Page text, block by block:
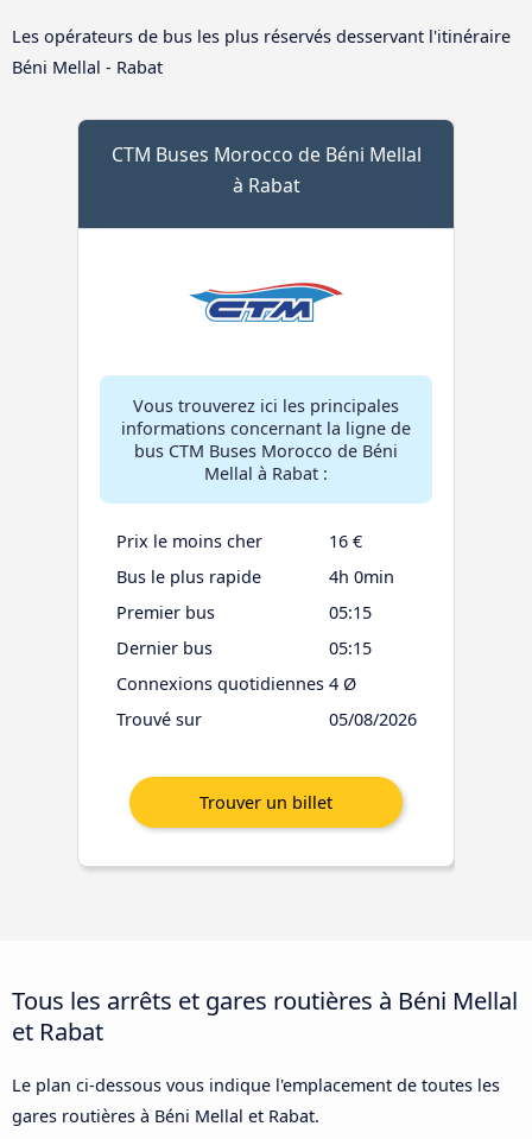
Les opérateurs de bus les plus réservés desservant l'itinéraire
Béni Mellal - Rabat
CTM Buses Morocco de Béni Mellal
à Rabat
Vous trouverez ici les principales
informations concernant la ligne de
bus CTM Buses Morocco de Béni
Mellal à Rabat :
Prix le moins cher
16 €
Bus le plus rapide
4h 0min
Premier bus
05:15
Dernier bus
05:15
Connexions quotidiennes 4 Ø
Trouvé sur
05/08/2026
Tous les arrêts et gares routières à Béni Mellal
et Rabat
Le plan ci-dessous vous indique l'emplacement de toutes les
gares routières à Béni Mellal et Rabat.